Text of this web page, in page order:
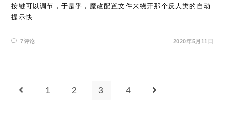
按键可以调节，于是乎，魔改配置文件来绕开那个反人类的自动
提示快…
7评论 2020年5月11日
Go to the previous page
1 2 3 4 Go to the next